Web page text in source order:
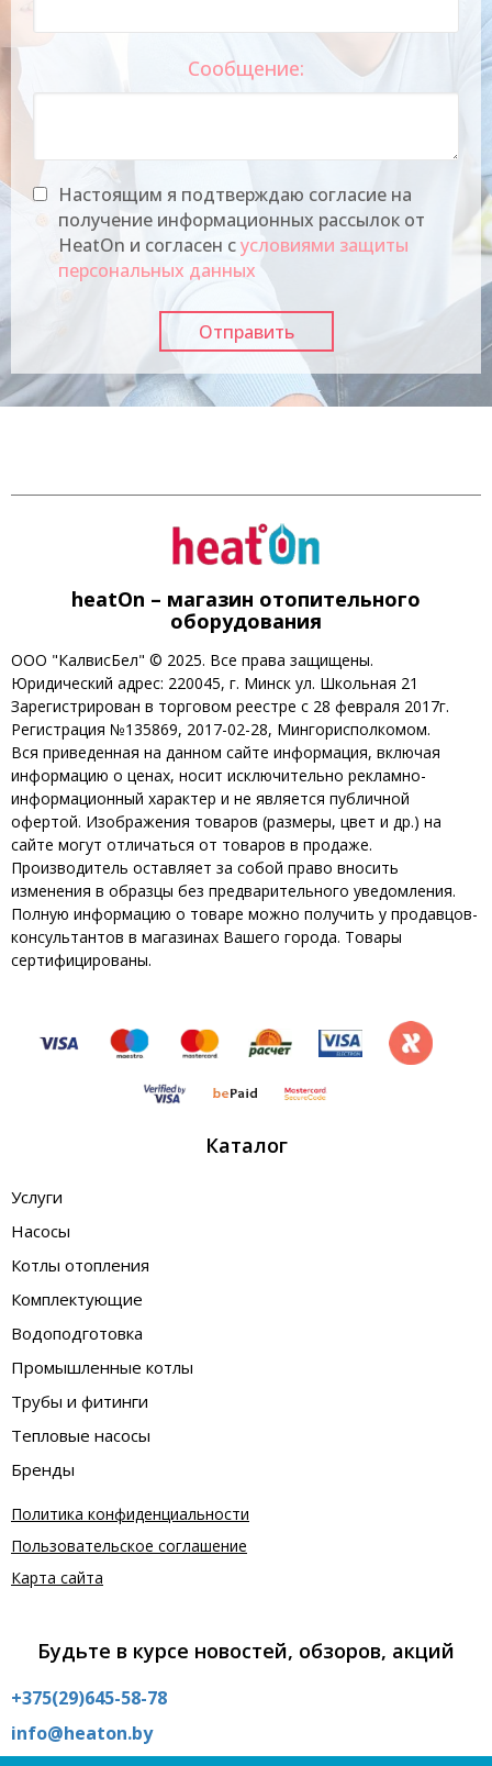
Сообщение:
Настоящим я подтверждаю согласие на
получение информационных рассылок от
HeatOn и согласен сусловиями защиты
персональных данных
heatOn – магазин отопительного
оборудования
ООО "КалвисБел" © 2025. Все права защищены.
Юридический адрес: 220045, г. Минск ул. Школьная 21
Зарегистрирован в торговом реестре с 28 февраля 2017г.
Регистрация №135869, 2017-02-28, Мингорисполкомом.
Вся приведенная на данном сайте информация, включая
информацию о ценах, носит исключительно рекламно-
информационный характер и не является публичной
офертой. Изображения товаров (размеры, цвет и др.) на
сайте могут отличаться от товаров в продаже.
Производитель оставляет за собой право вносить
изменения в образцы без предварительного уведомления.
Полную информацию о товаре можно получить у продавцов-
консультантов в магазинах Вашего города. Товары
сертифицированы.
Каталог
Услуги
Насосы
Котлы отопления
Комплектующие
Водоподготовка
Промышленные котлы
Трубы и фитинги
Тепловые насосы
Бренды
Политика конфиденциальности
Пользовательское соглашение
Карта сайта
Будьте в курсе новостей, обзоров, акций
+375(29)645-58-78
info@heaton.by